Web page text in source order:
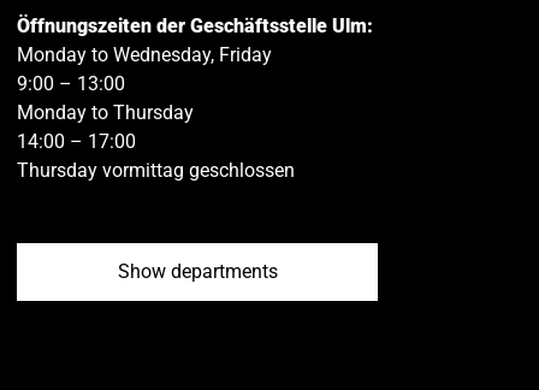
Öffnungszeiten der Geschäftsstelle Ulm:
Monday to Wednesday, Friday
9:00 – 13:00
Monday to Thursday
14:00 – 17:00
Thursday vormittag geschlossen
Show departments